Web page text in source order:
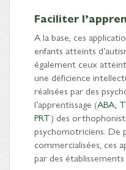
Faciliter
A la base, ces
enfants atteints
également ceux
une déficience
réalisées par des
l’apprentissage (ABA,
PRT) des
psychomotriciens. De
commercialisées, ces
par des